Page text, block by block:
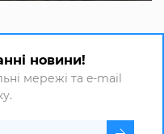
новини!
мережі та e-mail